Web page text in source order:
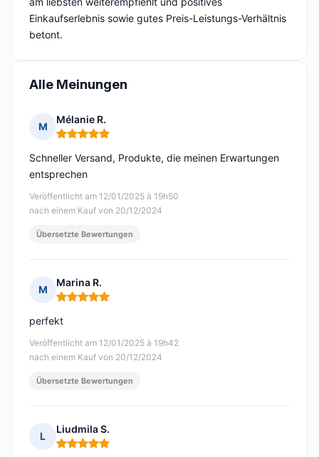
Einkaufserlebnis sowie gutes Preis-Leistungs-Verhältnis
betont.
Alle Meinungen
M
Mélanie R.
Hinweis: 5 von 5
Veröffentlicht am 12/01/2025 à 19h50
nach einem Kauf von 20/12/2024
Schneller Versand, Produkte, die meinen Erwartungen
entsprechen
Übersetzte Bewertungen
M
Marina R.
Hinweis: 5 von 5
Veröffentlicht am 12/01/2025 à 19h42
nach einem Kauf von 20/12/2024
perfekt
Übersetzte Bewertungen
L
Liudmila S.
Hinweis: 5 von 5